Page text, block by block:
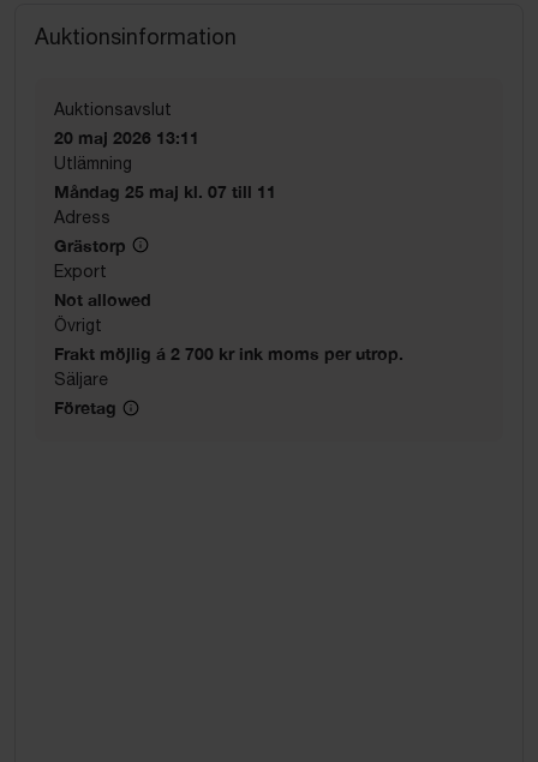
Auktionsinformation
Auktionsavslut
20 maj 2026 13:11
Utlämning
Måndag 25 maj kl. 07 till 11
Adress
Grästorp
Export
Not allowed
Övrigt
Frakt möjlig á 2 700 kr ink moms per utrop.
Säljare
Företag